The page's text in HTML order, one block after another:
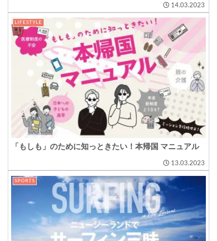
14.03.2023
LIFESTYLE
「もしも」のために知っときたい！本帰国 マニュアル
13.03.2023
SPORTS